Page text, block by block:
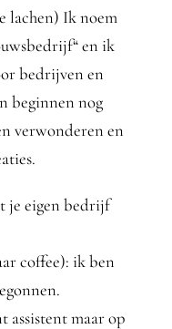
lachen) Ik noem
en ik
bedrijven en
beginnen nog
verwonderen en
je eigen bedrijf
coffee): ik ben
assistent maar op